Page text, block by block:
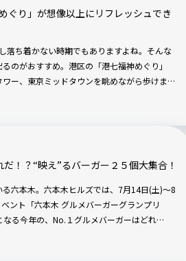
ぐり」が想像以上にリフレッシュでき
落ち着かない時期でもありますよね。そんな
のがおすすめ。港区の「港七福神めぐり」
ー、東京ミッドタウンを眺めながら歩けます
！？“映え”るバーガー２５個大集合！
る六本木。六本木ヒルズでは、7月14日(土)〜8
ント「六本木 グルメバーガーグランプリ
る今年の、No.１グルメバーガーはどれ